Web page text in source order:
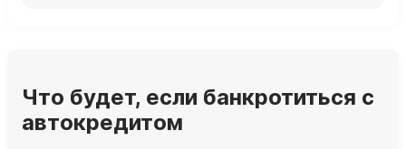
Что будет, если банкротиться с
автокредитом